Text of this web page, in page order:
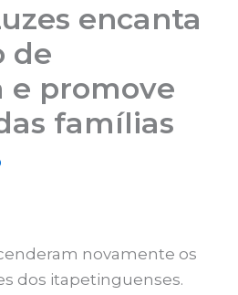
encanta
de
e promove
famílias
novamente os
dos itapetinguenses.